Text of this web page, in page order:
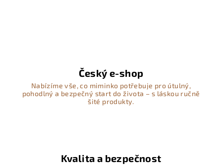
Český e-shop
Nabízíme vše, co miminko potřebuje pro útulný,
pohodlný a bezpečný start do života – s láskou ručně
šité produkty.
Kvalita a bezpečnost